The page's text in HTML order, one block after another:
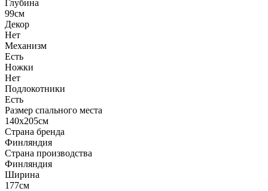
Глубина
99см
Декор
Нет
Механизм
Есть
Ножки
Нет
Подлокотники
Есть
Размер спального места
140x205см
Страна бренда
Финляндия
Страна производства
Финляндия
Ширина
177см